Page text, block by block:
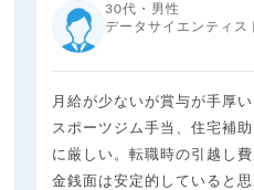
30代・男性
データサイエンティス
月給が少ないが賞与が手厚
スポーツジム手当、住宅補
に厳しい。転職時の引越し
金銭面は安定的していると思